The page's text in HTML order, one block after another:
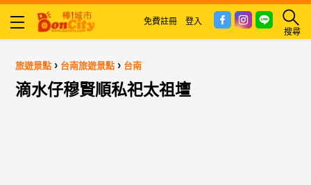
搜尋
免費註冊 登入
旅遊景點 › 台南旅遊景點 › 台南
滴水仔穆賢順私祀太祖壇